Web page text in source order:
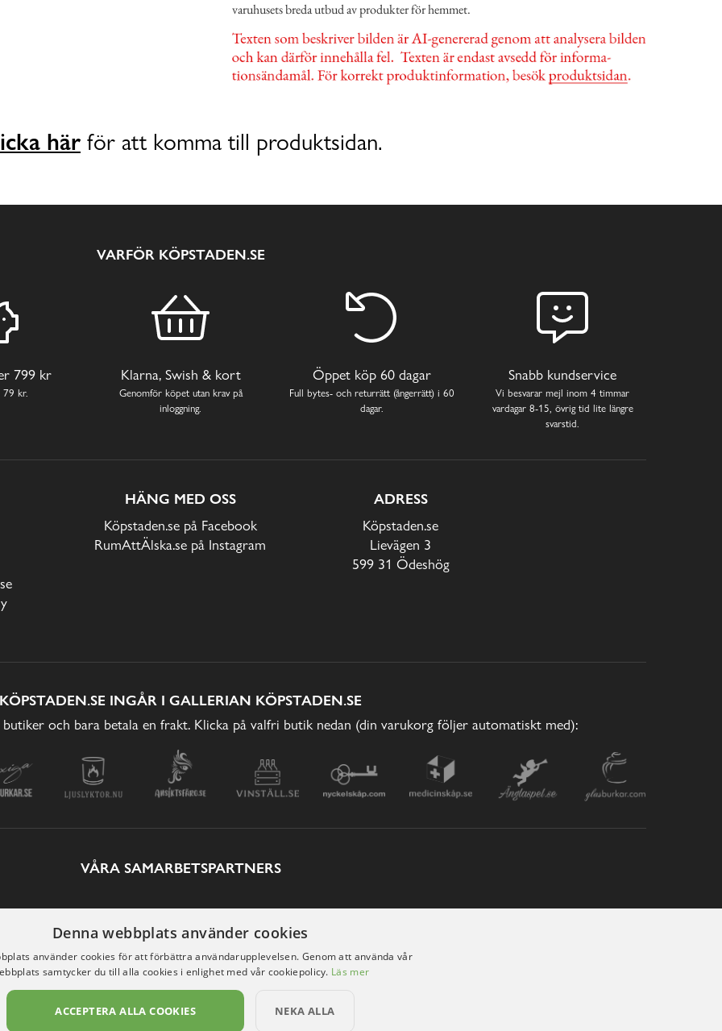
varuhusets breda utbud av produkter för hemmet.
här för att komma till produktsidan.
VARFÖR KÖPSTADEN.SE
799 kr
79 kr.
Klarna, Swish & kort
Genomför köpet utan krav på
inloggning.
Öppet köp 60 dagar
Full bytes- och returrätt (ångerrätt) i 60
dagar.
Snabb kundservice
Vi besvarar mejl inom 4 timmar
vardagar 8-15, övrig tid lite längre
svarstid.
HÄNG MED OSS
Köpstaden.se på Facebook
RumAttÄlska.se på Instagram
ADRESS
Köpstaden.se
Lievägen 3
599 31 Ödeshög
KÖPSTADEN.SE INGÅR I GALLERIAN KÖPSTADEN.SE
och bara betala en frakt. Klicka på valfri butik nedan (din varukorg följer automatiskt med):
VÅRA SAMARBETSPARTNERS
Denna webbplats använder cookies
använder cookies för att förbättra användarupplevelsen. Genom att använda vår
samtycker du till alla cookies i enlighet med vår cookiepolicy. Läs mer
ACCEPTERA ALLA COOKIES NEKA ALLA